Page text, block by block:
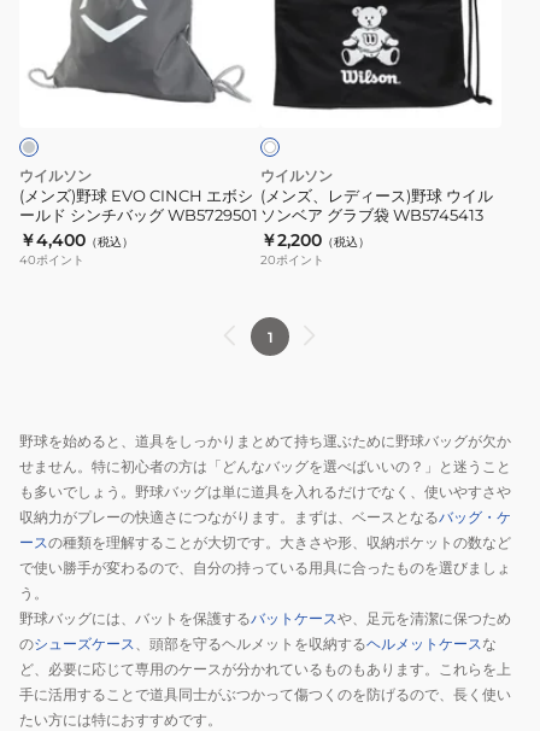
ブ
CINCH
ボ
シ
ー
ル
ド
WB5729501
ウイルソン
(メンズ)野球 EVO CINCH エボシ
ールド シンチバッグ WB5729501
￥4,400 （税込）
40ポイント
ィ
ー
ス)
野
球
ウ
イ
ル
ベ
ブ
袋
WB5745413
ワ
ウイルソン
(メンズ、レディース)野球 ウイル
ソンベア グラブ袋 WB5745413
￥2,200 （税込）
20ポイント
1
野球を始めると、道具をしっかりまとめて持ち運ぶために野球バッグが欠か
せません。特に初心者の方は「どんなバッグを選べばいいの？」と迷うこと
も多いでしょう。野球バッグは単に道具を入れるだけでなく、使いやすさや
収納力がプレーの快適さにつながります。まずは、ベースとなるバッグ・ケ
ースの種類を理解することが大切です。大きさや形、収納ポケットの数など
で使い勝手が変わるので、自分の持っている用具に合ったものを選びましょ
う。
野球バッグには、バットを保護するバットケースや、足元を清潔に保つため
のシューズケース、頭部を守るヘルメットを収納するヘルメットケースな
ど、必要に応じて専用のケースが分かれているものもあります。これらを上
手に活用することで道具同士がぶつかって傷つくのを防げるので、長く使い
たい方には特におすすめです。